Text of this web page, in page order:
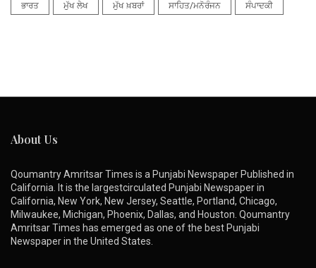
ਭਾਰਤ ਮੁੱਖ ਲੇਖ ਮੁੱਖ ਖ਼ਬਰਾਂ ਸਾਹਿਤ/ਮਨੋਰੰਜਨ ਸੰਪਾਦਕੀ
About Us
Qoumantry Amritsar Times is a Punjabi Newspaper Published in
California. It is the largestcirculated Punjabi Newspaper in
California, New York, New Jersey, Seattle, Portland, Chicago,
Milwaukee, Michigan, Phoenix, Dallas, and Houston. Qoumantry
Amritsar Times has emerged as one of the best Punjabi
Newspaper in the United States.